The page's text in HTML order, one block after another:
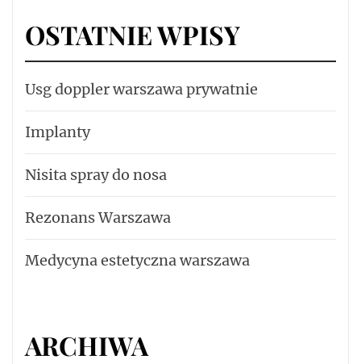
OSTATNIE WPISY
Usg doppler warszawa prywatnie
Implanty
Nisita spray do nosa
Rezonans Warszawa
Medycyna estetyczna warszawa
ARCHIWA